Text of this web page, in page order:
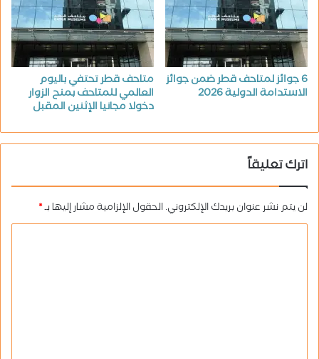
6 جوائز لمتاحف قطر ضمن جوائز
الاستدامة الدولية 2026
متاحف قطر تحتفي باليوم
العالمي للمتاحف بمنح الزوار
دخولا مجانيا الإثنين المقبل
اترك تعليقاً
لن يتم نشر عنوان بريدك الإلكتروني.الحقول الإلزامية مشار إليها بـ*